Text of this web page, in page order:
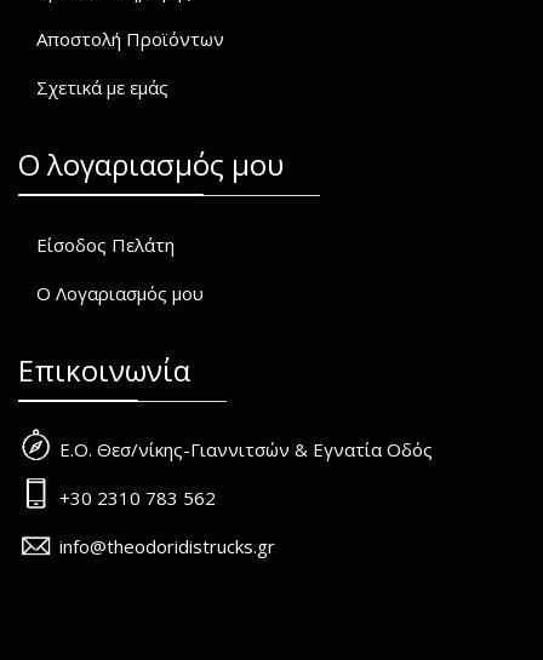
Αποστολή Προϊόντων
Σχετικά με εμάς
O λογαριασμός μου
Είσοδος Πελάτη
Ο Λογαριασμός μου
Επικοινωνία
Ε.Ο. Θεσ/νίκης-Γιαννιτσών & Εγνατία Οδός
+30 2310 783 562
info@theodoridistrucks.gr